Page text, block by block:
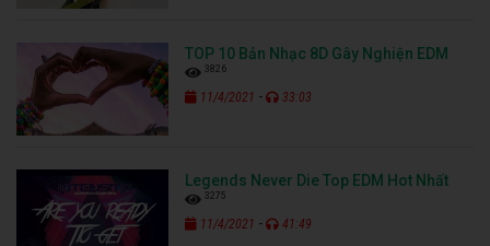
TOP 10 Bản Nhạc 8D Gây Nghiện EDM
3826
11/4/2021 - 33:03
Legends Never Die Top EDM Hot Nhất
3275
11/4/2021 - 41:49